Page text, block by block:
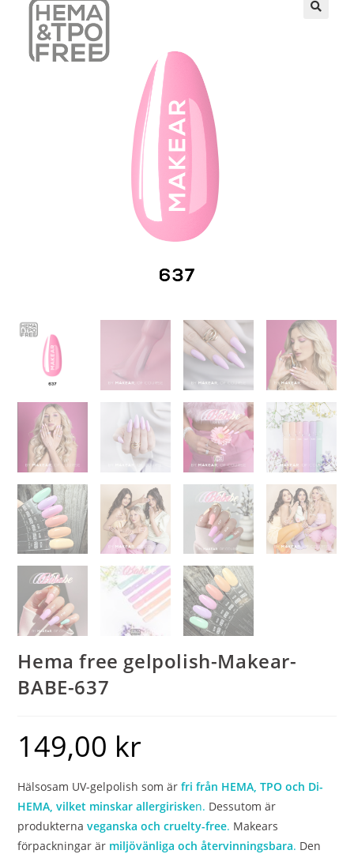
Hema free gelpolish-Makear-
BABE-637
149,00 kr
Hälsosam UV-gelpolish som är fri från HEMA, TPO och Di-
HEMA, vilket minskar allergirisken. Dessutom är
produkterna veganska och cruelty-free. Makears
förpackningar är miljövänliga och återvinningsbara. Den